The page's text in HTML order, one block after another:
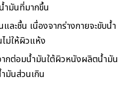
ำมันที่มากขึ้น
ละชื้น เนื่องจากร่างกายจะขับน้ำ
ม่ให้ผิวแห้ง
กต่อมน้ำมันใต้ผิวหนังผลิตน้ำมัน
มันส่วนเกิน